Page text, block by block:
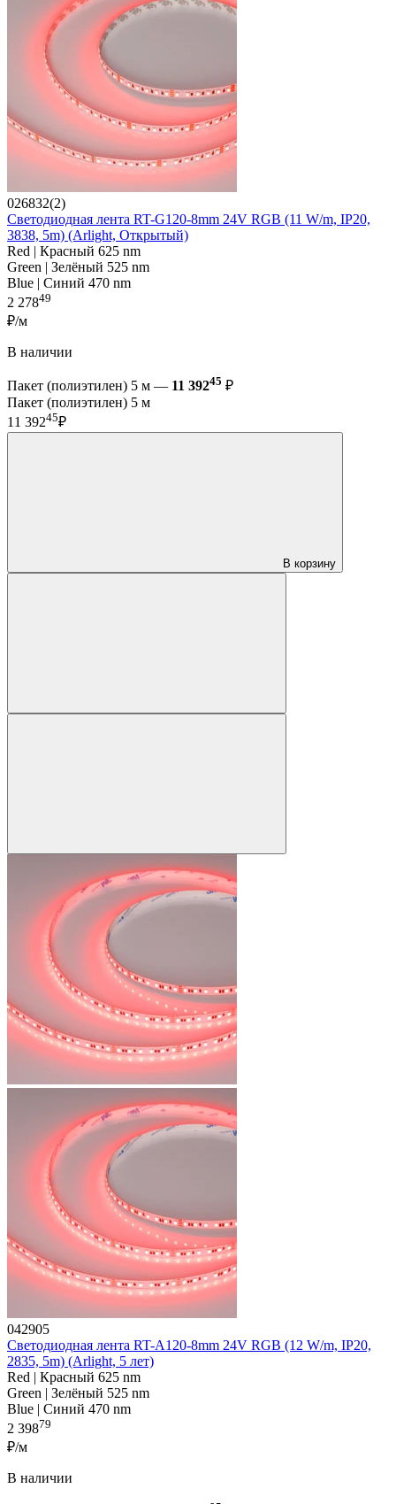
026832(2)
Светодиодная лента RT-G120-8mm 24V RGB (11 W/m, IP20,
3838, 5m) (Arlight, Открытый)
Red | Красный 625 nm
Green | Зелёный 525 nm
Blue | Синий 470 nm
2 27849
₽/м
В наличии
Пакет (полиэтилен) 5 м — 11 39245 ₽
Пакет (полиэтилен) 5 м
11 39245₽
В корзину
042905
Светодиодная лента RT-A120-8mm 24V RGB (12 W/m, IP20,
2835, 5m) (Arlight, 5 лет)
Red | Красный 625 nm
Green | Зелёный 525 nm
Blue | Синий 470 nm
2 39879
₽/м
В наличии